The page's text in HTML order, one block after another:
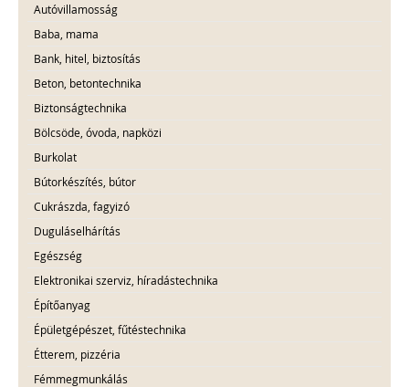
Autóvillamosság
Baba, mama
Bank, hitel, biztosítás
Beton, betontechnika
Biztonságtechnika
Bölcsöde, óvoda, napközi
Burkolat
Bútorkészítés, bútor
Cukrászda, fagyizó
Duguláselhárítás
Egészség
Elektronikai szerviz, híradástechnika
Építőanyag
Épületgépészet, fűtéstechnika
Étterem, pizzéria
Fémmegmunkálás